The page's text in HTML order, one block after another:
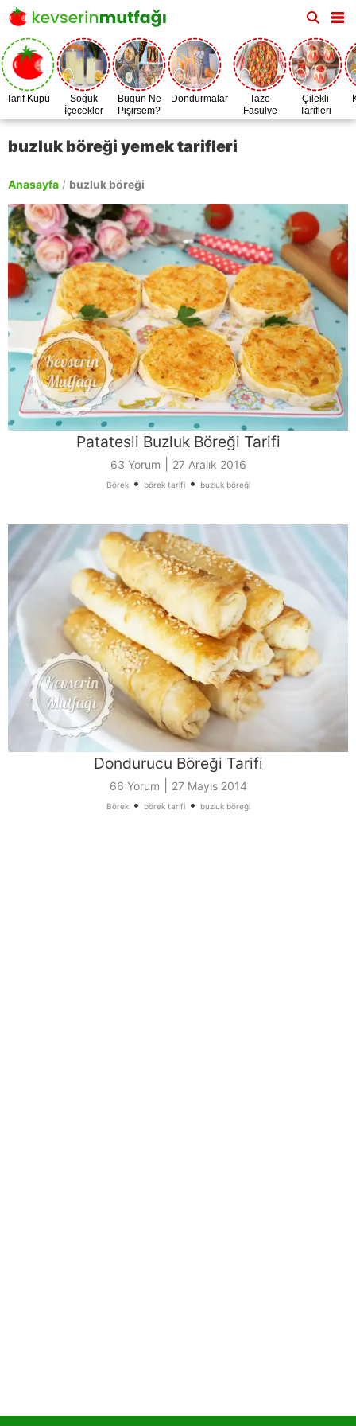
Tarif Küpü
Soğuk
İçecekler
Bugün Ne
Pişirsem?
Dondurmalar
Taze
Fasulye
Zamanı
Çilekli
Tarifleri
buzluk böreği yemek tarifleri
Anasayfa / buzluk böreği
Patatesli Buzluk Böreği Tarifi
63 Yorum 27 Aralık 2016
Börek• börek tarifi• buzluk böreği
Dondurucu Böreği Tarifi
66 Yorum 27 Mayıs 2014
Börek• börek tarifi• buzluk böreği